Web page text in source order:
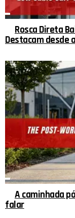
Rosca Direta
Destacam desde
A caminhada
falar